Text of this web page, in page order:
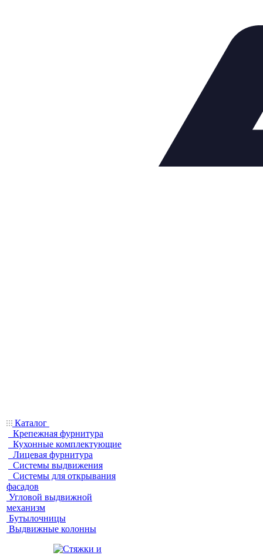
Каталог
Крепежная фурнитура
Кухонные комплектующие
Лицевая фурнитура
Системы выдвижения
Системы для открывания
фасадов
Угловой выдвижной
механизм
Бутылочницы
Выдвижные колонны